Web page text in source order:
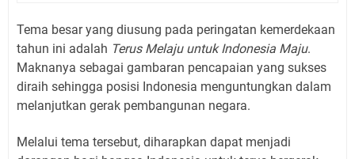
Tema besar yang diusung pada peringatan kemerdekaan
tahun ini adalah Terus Melaju untuk Indonesia Maju.
Maknanya sebagai gambaran pencapaian yang sukses
diraih sehingga posisi Indonesia menguntungkan dalam
melanjutkan gerak pembangunan negara.
Melalui tema tersebut, diharapkan dapat menjadi